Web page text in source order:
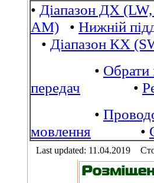
• Діапазон ДХ
AM) • Нижній
• Діапазон КХ
• Обрати
передач •
•
мовлення •
Last updated: 11.04.2019